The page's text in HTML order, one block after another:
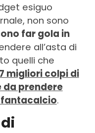
esiguo
non sono
far gola in
all’asta di
quelli che
7 migliori colpi di
prendere
fantacalcio.